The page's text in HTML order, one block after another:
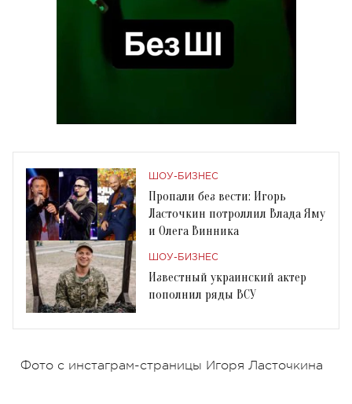
ШОУ-БИЗНЕС
Пропали без вести: Игорь
Ласточкин потроллил Влада Яму
и Олега Винника
ШОУ-БИЗНЕС
Известный украинский актер
пополнил ряды ВСУ
Фото с инстаграм-страницы Игоря Ласточкина